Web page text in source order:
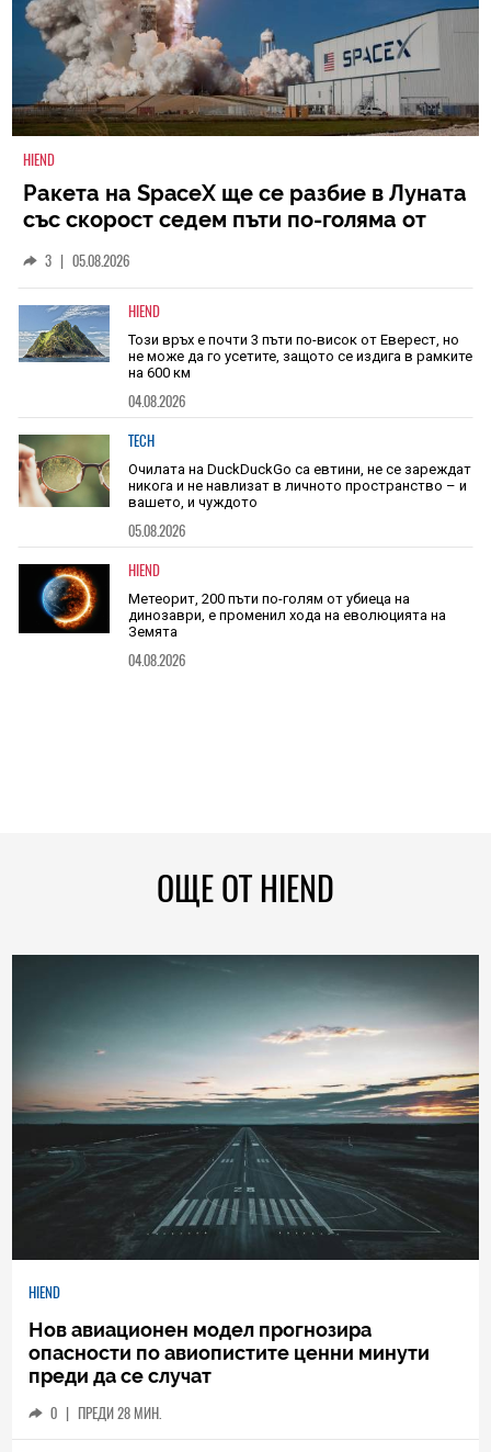
HIEND
Ракета на SpaceX ще се разбие в Луната
със скорост седем пъти по-голяма от
3 | 05.08.2026
HIEND
Този връх е почти 3 пъти по-висок от Еверест, но
не може да го усетите, защото се издига в рамките
на 600 км
04.08.2026
TECH
Очилата на DuckDuckGo са евтини, не се зареждат
никога и не навлизат в личното пространство – и
вашето, и чуждото
05.08.2026
HIEND
Метеорит, 200 пъти по-голям от убиеца на
динозаври, е променил хода на еволюцията на
Земята
04.08.2026
ОЩЕ ОТ HIEND
HIEND
Нов авиационен модел прогнозира
опасности по авиопистите ценни минути
преди да се случат
0 | ПРЕДИ 28 МИН.